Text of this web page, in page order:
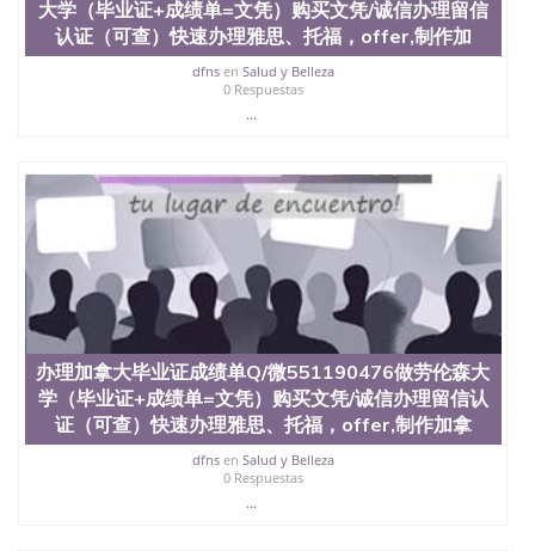
料； 5、等待结果，完成结果书留服直接邮寄给客户
6、客户确认收到结果，付余款。 我们对海外大学及
学院的毕业证成绩单所使用的材料，尺寸大小，防伪
结构（包括：水印，阴影底纹，钢印LOGO烫金烫
银，LOGO烫金烫银复合重叠。 文字图案浮雕，激光
海外学校留学中介， 同时能做到与时俱进，及时掌握
各大院校的（毕业证，成绩单，资格证，学生卡，结
业证，录取通知书，在读证明等相关材料）的版本更
新信息， 能够在时间掌握的海外学历文凭的样版，尺
寸大小，纸张材质，防伪技术等等，并在时间收集到
原版实物，以求达到客户的需求。 我们的优势： 我
们在保证合理定价的同时，坚持较高性价比，通过品
质和效率不断优化，为您倾情诠释什么是高性价比。
咨询顾问：Sam q/微信:551190476 Q/微
信:551190476办理毕业证成绩单、教育部认证,录取通
知书，雅思，留学回国证明.
公司专业制作、办理、仿制、成绩单文凭、改成绩、
教育部学历学位认证、毕业证、成绩单、文凭、学历
大学（毕业证+成绩单=文凭）购买文凭/诚信办理留信
认证（可查）快速办理雅思、托福，offer,制作加
dfnsen Salud y Belleza
0 Respuestas
...
办理加拿大毕业证成绩单Q/微551190476做劳伦森大
学（毕业证+成绩单=文凭）购买文凭/诚信办理留信认
证（可查）快速办理雅思、托福，offer,制作加拿
dfnsen Salud y Belleza
0 Respuestas
...